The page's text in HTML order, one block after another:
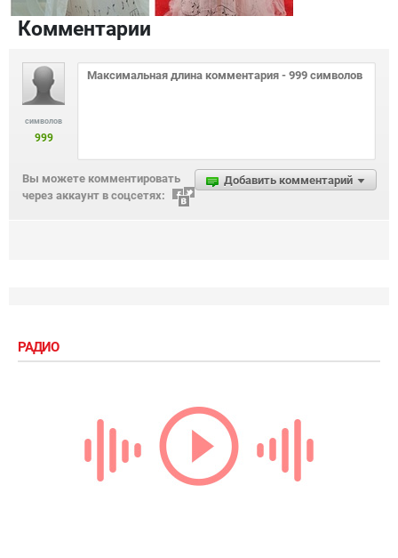
Комментарии
символов
999
Добавить комментарий
Вы можете комментировать
через аккаунт в соцсетях:
РАДИО